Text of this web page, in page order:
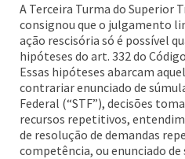
A Terceira Turma do Superior
consignou que o julgamento
ação rescisória só é possível
hipóteses do art. 332 do
Essas hipóteses abarcam
contrariar enunciado de
Federal (“STF”), decisões
recursos repetitivos,
de resolução de demandas
competência, ou enunciado